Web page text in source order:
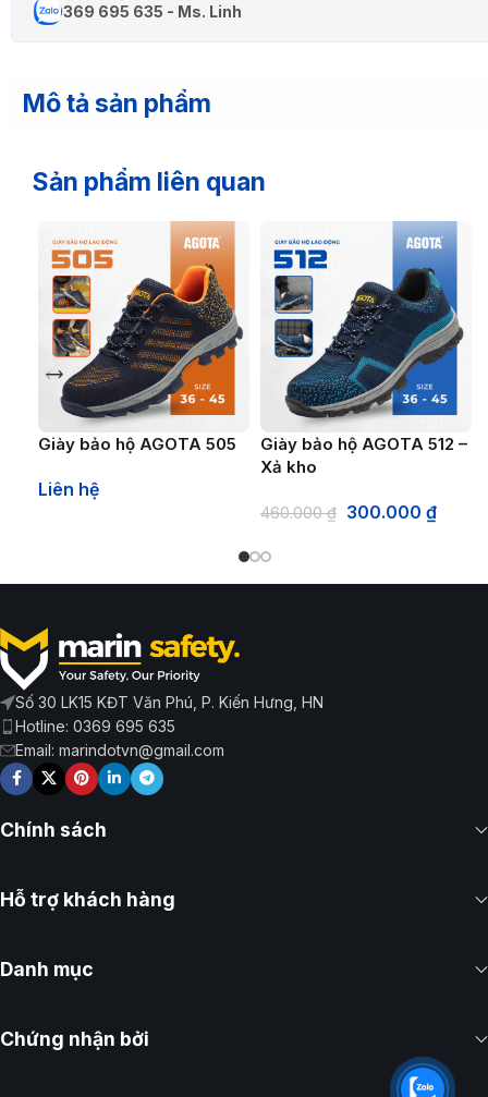
0369 695 635 - Ms. Linh
Mô tả sản phẩm
Sản phẩm liên quan
Giày bảo hộ AGOTA 505
Liên hệ
Giày bảo hộ AGOTA 512 –
Xả kho
460.000₫ 300.000 ₫
Số 30 LK15 KĐT Văn Phú, P. Kiến Hưng, HN
Hotline: 0369 695 635
Email: marindotvn@gmail.com
Chính sách
Hỗ trợ khách hàng
Danh mục
Chứng nhận bởi